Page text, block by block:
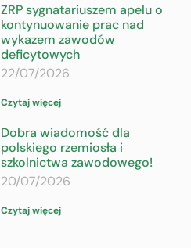
ZRP sygnatariuszem apelu o
kontynuowanie prac nad
wykazem zawodów
deficytowych
22/07/2026
Czytaj więcej
Dobra wiadomość dla
polskiego rzemiosła i
szkolnictwa zawodowego!
20/07/2026
Czytaj więcej